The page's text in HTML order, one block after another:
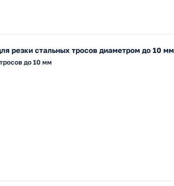
резки стальных тросов диаметром до 10 мм
до 10 мм